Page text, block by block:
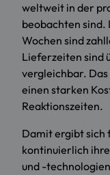
weltweit in der
beobachten sind.
Wochen sind
Lieferzeiten sind
vergleichbar.
einen starken
Reaktionszeiten.
Damit ergibt sich
kontinuierlich
und -